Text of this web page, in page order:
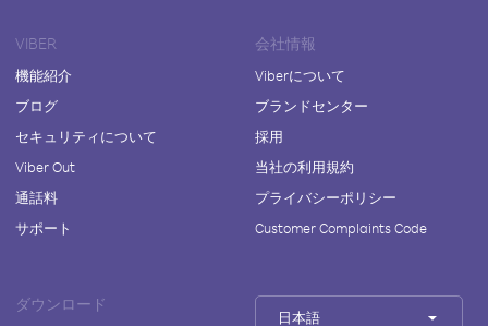
VIBER
機能紹介
ブログ
セキュリティについて
Viber Out
通話料
サポート
会社情報
Viberについて
ブランドセンター
採用
当社の利用規約
プライバシーポリシー
Customer Complaints Code
ダウンロード
日本語